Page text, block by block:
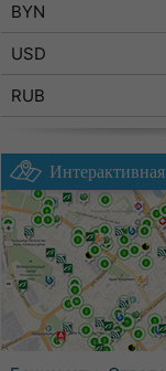
BYN
USD
RUB
Интерактивная